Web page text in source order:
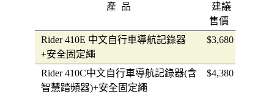
產 品
建議
售價
Rider 410E 中文自行車導航記錄器
+安全固定繩
$3,680
Rider 410C中文自行車導航記錄器(含
智慧踏頻器)+安全固定繩
$4,380